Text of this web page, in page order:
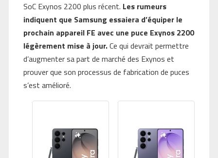
SoC Exynos 2200 plus récent. Les rumeurs
indiquent que Samsung essaiera d’équiper le
prochain appareil FE avec une puce Exynos 2200
légèrement mise à jour.Ce qui devrait permettre
d’augmenter sa part de marché des Exynos et
prouver que son processus de fabrication de puces
s’est amélioré.